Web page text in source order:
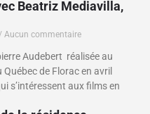
Beatriz Mediavilla,
Aucun commentaire
Audebert réalisée au
de Florac en avril
s’intéressent aux films en